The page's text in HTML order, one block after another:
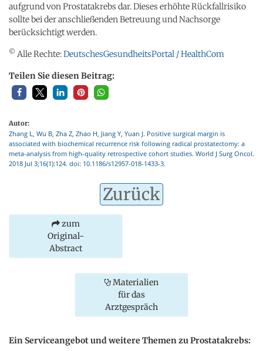
aufgrund von Prostatakrebs dar. Dieses erhöhte Rückfallrisiko
sollte bei der anschließenden Betreuung und Nachsorge
berücksichtigt werden.
© Alle Rechte:DeutschesGesundheitsPortal / HealthCom
Teilen Sie diesen Beitrag:
Autor:
Zhang L, Wu B, Zha Z, Zhao H, Jiang Y, Yuan J. Positive surgical margin is
associated with biochemical recurrence risk following radical prostatectomy: a
meta-analysis from high-quality retrospective cohort studies. World J Surg Oncol.
2018 Jul 3;16(1):124. doi: 10.1186/s12957-018-1433-3.
Zurück
zum
Original-
Abstract
Materialien
für das
Arztgespräch
Ein Serviceangebot und weitere Themen zu Prostatakrebs: